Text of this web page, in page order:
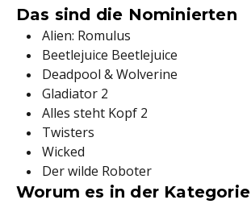
Das sind die Nominierten
Alien: Romulus
Beetlejuice Beetlejuice
Deadpool & Wolverine
Gladiator 2
Alles steht Kopf 2
Twisters
Wicked
Der wilde Roboter
Worum es in der Kategorie